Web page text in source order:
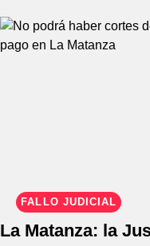
FALLO JUDICIAL
La Matanza: la